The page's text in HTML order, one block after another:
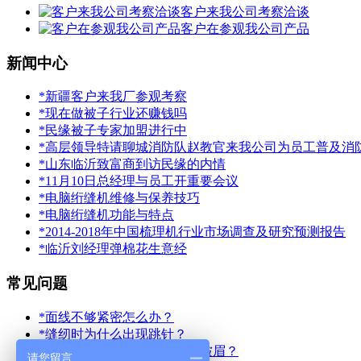
客户来我公司考察洽谈
客户在参观我公司产品
新闻中心
*新疆客户来我厂参观考察
*现在做被子行业还赚钱吗
*民缘被子专家加盟进行中
*高层领导特请聊城消防队赵教官来我公司为员工普及消
*山东临沂致富商到访民缘的内情
*11月10日总经理与员工开重要会议
*电脑绗缝机维修与保养技巧
*电脑绗缝机功能与特点
*2014-2018年中国梳理机行业市场调查及研究预测报告
*临沂刘经理弹棉花生意经
常见问题
*面线不够紧密怎么办？
*缝纫时为什么出现跳针？
*为什么绗缝出的被子有大量皱眉？
请您留言